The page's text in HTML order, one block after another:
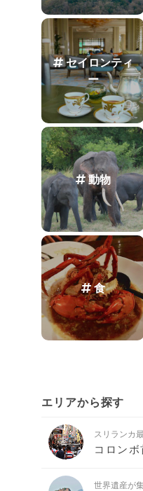
セイロンティ
ー
動物
食
エリアから探す
スリランカ
コロンボ
世界遺産が